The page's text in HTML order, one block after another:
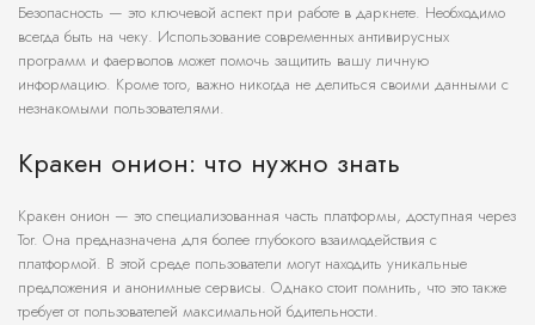
Безопасность — это ключевой аспект при работе в даркнете. Необходимо
всегда быть на чеку. Использование современных антивирусных
программ и фаерволов может помочь защитить вашу личную
информацию. Кроме того, важно никогда не делиться своими данными с
незнакомыми пользователями.
Кракен онион: что нужно знать
Кракен онион — это специализованная часть платформы, доступная через
Tor. Она предназначена для более глубокого взаимодействия с
платформой. В этой среде пользователи могут находить уникальные
предложения и анонимные сервисы. Однако стоит помнить, что это также
требует от пользователей максимальной бдительности.